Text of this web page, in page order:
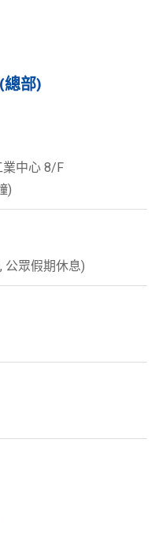
總部)
業中心 8/F
)
公眾假期休息)